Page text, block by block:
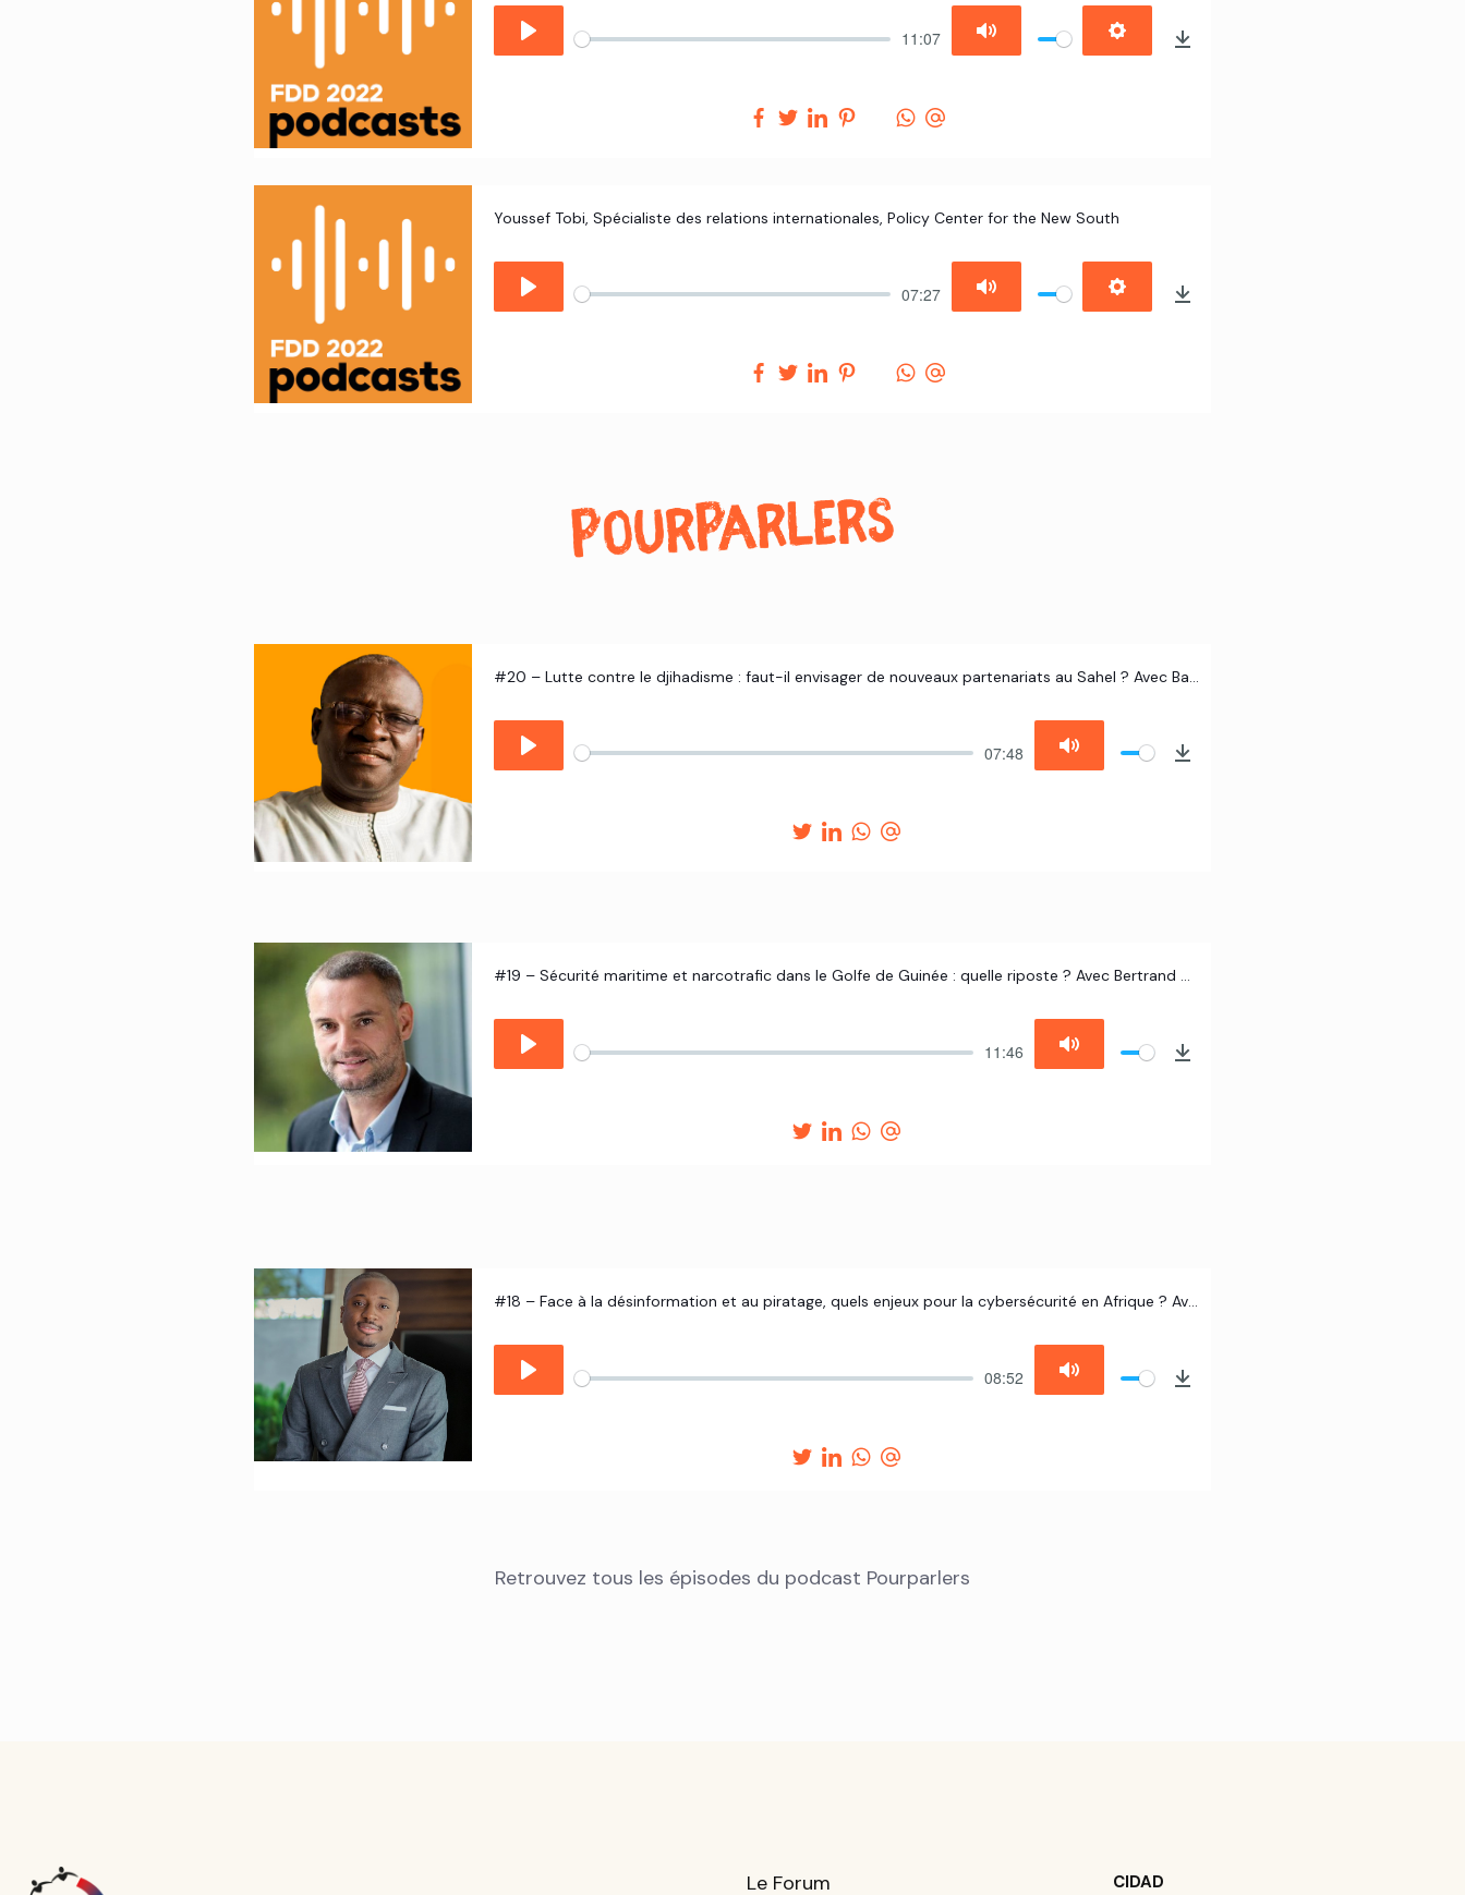
11:07
Youssef Tobi, Spécialiste des relations internationales, Policy Center for the New South
07:27
07:48
#19 – Sécurité maritime et narcotrafic dans le Golfe de Guinée : quelle riposte ? Avec Bertrand Monnet, Professeur à l’EDHEC et titulaire de la Chaire Management des risques criminels
11:46
#18 – Face à la désinformation et au piratage, quels enjeux pour la cybersécurité en Afrique ? Avec Franck Kié, Fondateur du Cyber Africa Forum
08:52
Retrouvez tous les épisodes du podcast Pourparlers
Le Forum CIDAD